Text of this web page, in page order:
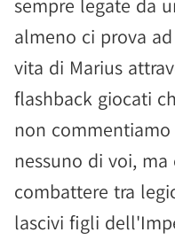
sempre legate da
almeno ci prova
vita di Marius
flashback giocati
non
nessuno di voi,
combattere tra
lascivi figli